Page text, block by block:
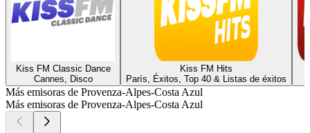
Kiss FM Classic Dance
Cannes, Disco
Kiss FM Hits
París, Éxitos, Top 40 & Listas de éxitos
Más emisoras de Provenza-Alpes-Costa Azul
Más emisoras de Provenza-Alpes-Costa Azul